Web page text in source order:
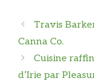
Navigation
des
articles
Travis
Canna Co.
Cuisine
d’Irie par